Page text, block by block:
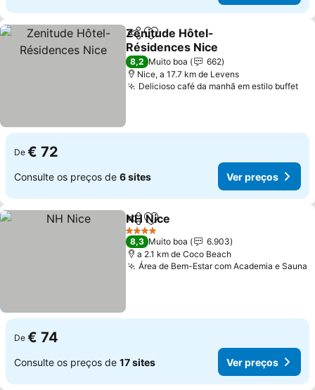
PartilharAdicionar aos favoritos
Zenitude Hôtel-
Résidences Nice
Ver preços
8,2 Muito boa
662
Nice, a 17.7 km de Levens
Delicioso café da manhã em estilo buffet
De € 72
Consulte os preços de 6 sites Ver preços
PartilharAdicionar aos favoritos
NH Nice
4 Estrelas
8,3 Muito boa
6.903
a 2.1 km de Coco Beach
Área de Bem-Estar com Academia e Sauna
De € 74
Consulte os preços de 17 sites Ver preços